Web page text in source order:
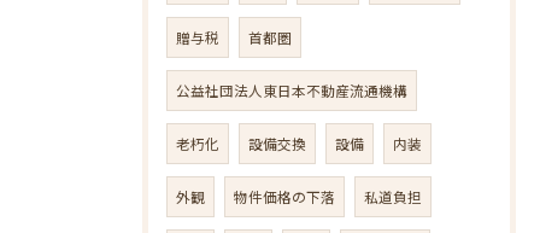
贈与税 首都圏
公益社団法人東日本不動産流通機構
老朽化 設備交換 設備 内装
外観 物件価格の下落 私道負担